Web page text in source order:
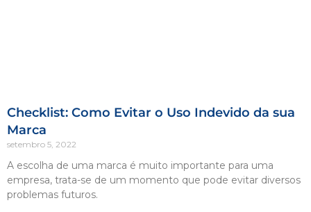
Checklist: Como Evitar o Uso Indevido da sua
Marca
setembro 5, 2022
A escolha de uma marca é muito importante para uma
empresa, trata-se de um momento que pode evitar diversos
problemas futuros.